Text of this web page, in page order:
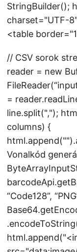
StringBuilder();
charset="UTF-
<table
// CSV sorok
reader = new
=
line.split(",");
columns) {
html.append("
Vonalkód
“Code128”,
html.append("